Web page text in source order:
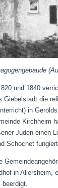
und 1840
Giebelstadt die
in
Kirchheim
Juden einen
Schochet
in Allersheim,